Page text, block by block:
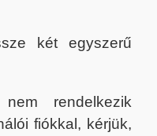
két egyszerű
rendelkezik
fiókkal, kérjük,